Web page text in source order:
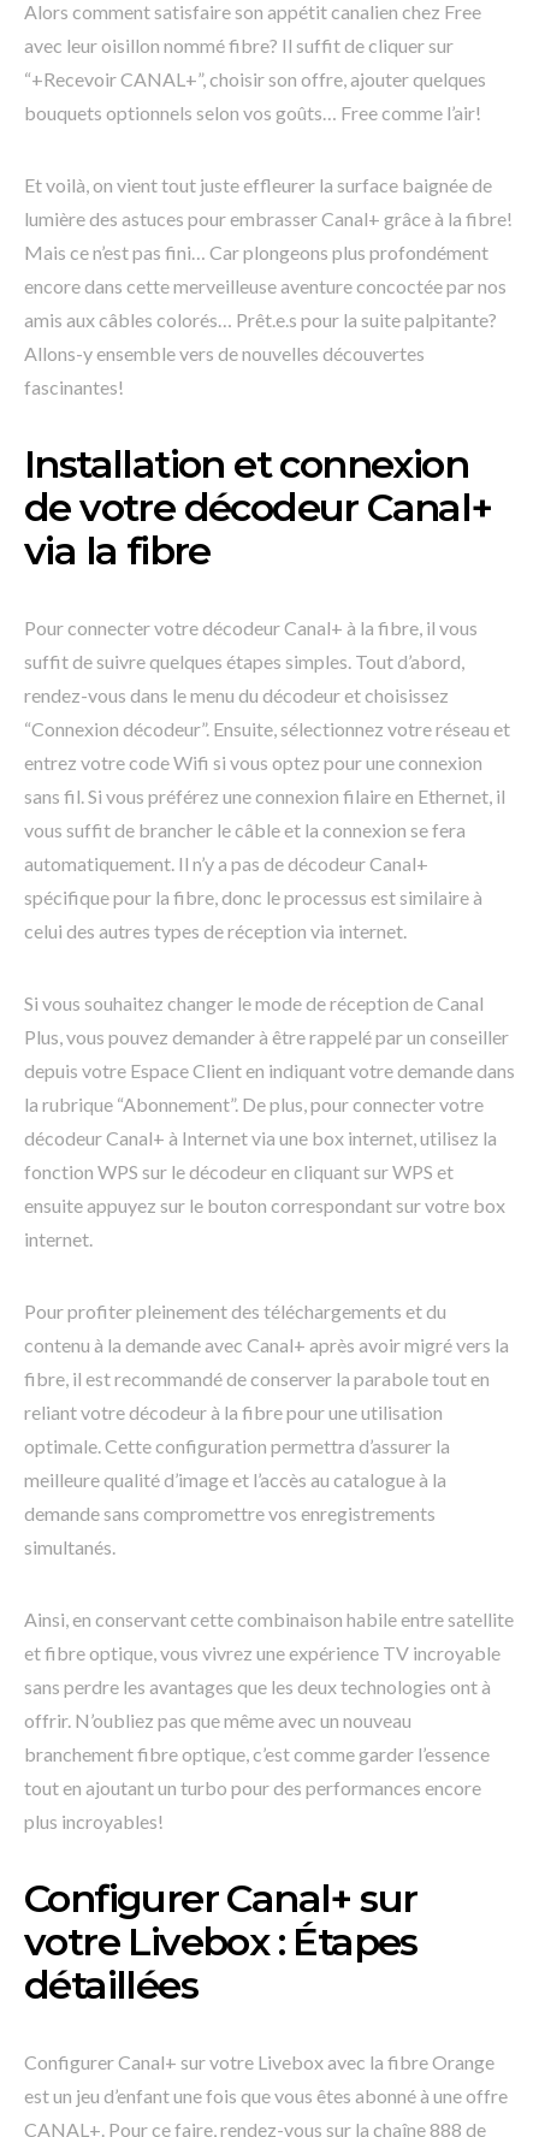
Alors comment satisfaire son appétit canalien chez Free
avec leur oisillon nommé fibre? Il suffit de cliquer sur
“+Recevoir CANAL+”, choisir son offre, ajouter quelques
bouquets optionnels selon vos goûts… Free comme l’air!
Et voilà, on vient tout juste effleurer la surface baignée de
lumière des astuces pour embrasser Canal+ grâce à la fibre!
Mais ce n’est pas fini… Car plongeons plus profondément
encore dans cette merveilleuse aventure concoctée par nos
amis aux câbles colorés… Prêt.e.s pour la suite palpitante?
Allons-y ensemble vers de nouvelles découvertes
fascinantes!
Installation et connexion
de votre décodeur Canal+
via la fibre
Pour connecter votre décodeur Canal+ à la fibre, il vous
suffit de suivre quelques étapes simples. Tout d’abord,
rendez-vous dans le menu du décodeur et choisissez
“Connexion décodeur”. Ensuite, sélectionnez votre réseau et
entrez votre code Wifi si vous optez pour une connexion
sans fil. Si vous préférez une connexion filaire en Ethernet, il
vous suffit de brancher le câble et la connexion se fera
automatiquement. Il n’y a pas de décodeur Canal+
spécifique pour la fibre, donc le processus est similaire à
celui des autres types de réception via internet.
Si vous souhaitez changer le mode de réception de Canal
Plus, vous pouvez demander à être rappelé par un conseiller
depuis votre Espace Client en indiquant votre demande dans
la rubrique “Abonnement”. De plus, pour connecter votre
décodeur Canal+ à Internet via une box internet, utilisez la
fonction WPS sur le décodeur en cliquant sur WPS et
ensuite appuyez sur le bouton correspondant sur votre box
internet.
Pour profiter pleinement des téléchargements et du
contenu à la demande avec Canal+ après avoir migré vers la
fibre, il est recommandé de conserver la parabole tout en
reliant votre décodeur à la fibre pour une utilisation
optimale. Cette configuration permettra d’assurer la
meilleure qualité d’image et l’accès au catalogue à la
demande sans compromettre vos enregistrements
simultanés.
Ainsi, en conservant cette combinaison habile entre satellite
et fibre optique, vous vivrez une expérience TV incroyable
sans perdre les avantages que les deux technologies ont à
offrir. N’oubliez pas que même avec un nouveau
branchement fibre optique, c’est comme garder l’essence
tout en ajoutant un turbo pour des performances encore
plus incroyables!
Configurer Canal+ sur
votre Livebox : Étapes
détaillées
Configurer Canal+ sur votre Livebox avec la fibre Orange
est un jeu d’enfant une fois que vous êtes abonné à une offre
CANAL+. Pour ce faire, rendez-vous sur la chaîne 888 de